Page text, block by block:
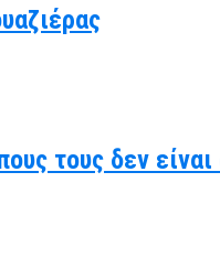
τους δεν